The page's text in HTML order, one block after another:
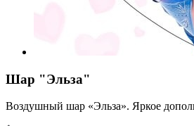
Шар "Эльза"
Воздушный шар «Эльза». Яркое